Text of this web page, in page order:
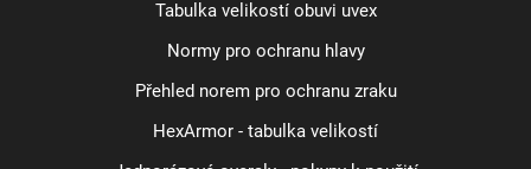
Tabulka velikostí obuvi uvex
Normy pro ochranu hlavy
Přehled norem pro ochranu zraku
HexArmor - tabulka velikostí